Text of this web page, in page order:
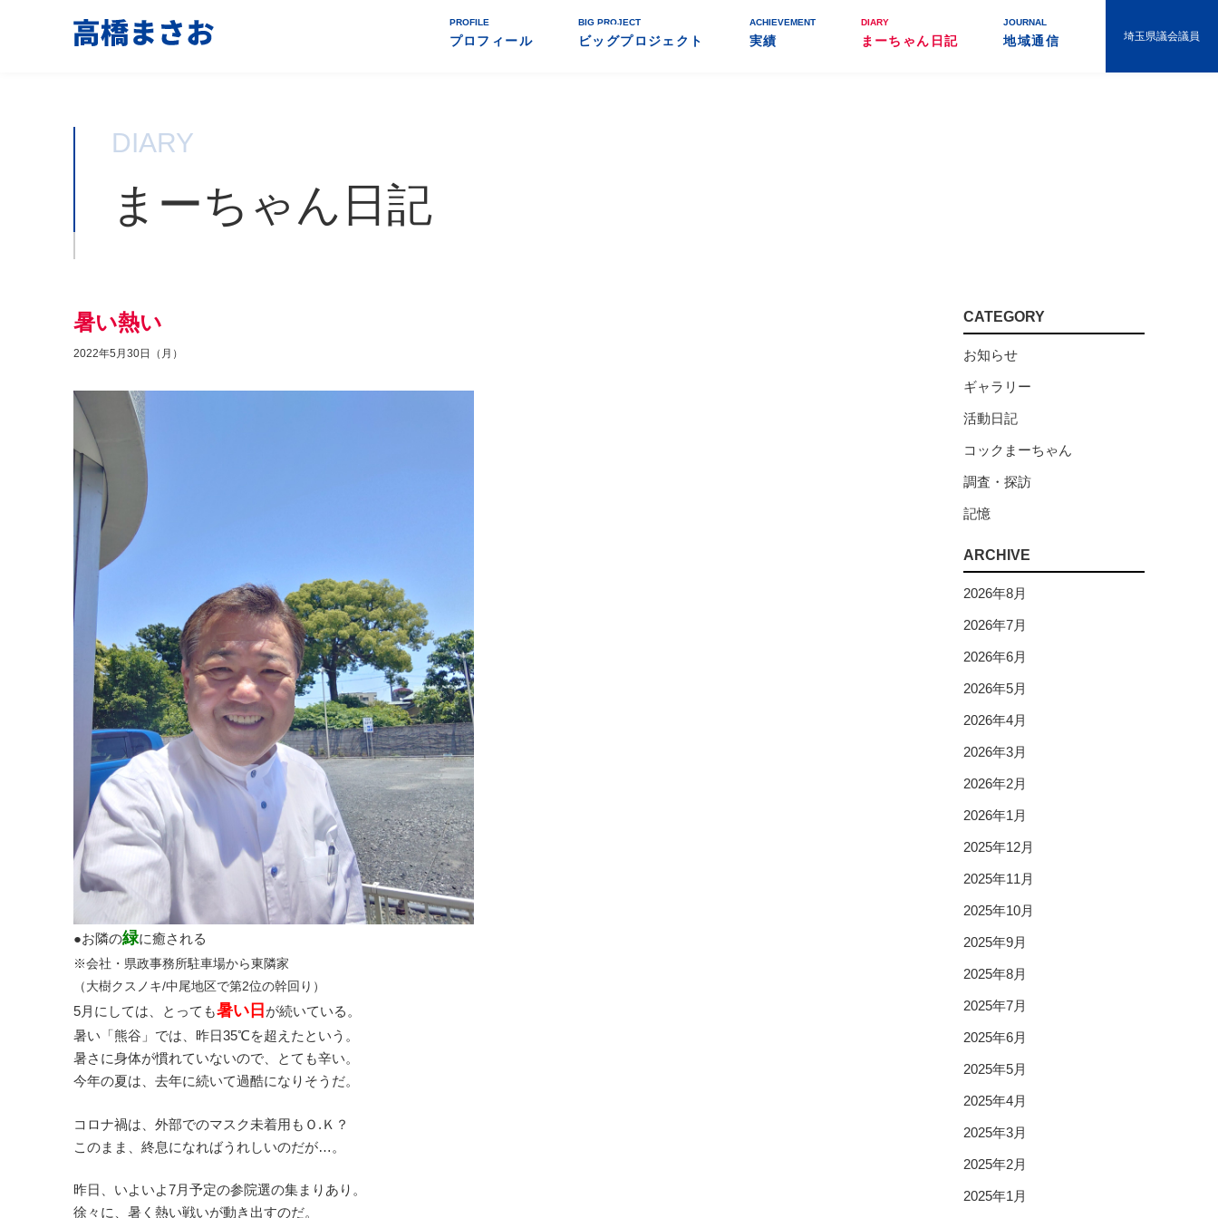
PROFILE
プロフィール
BIG PROJECT
ビッグプロジェクト
ACHIEVEMENT
実績
DIARY
まーちゃん日記
JOURNAL
地域通信 埼玉県議会議員
DIARY
まーちゃん日記
暑い熱い
2022年5月30日（月）
●お隣の緑に癒される
※会社・県政事務所駐車場から東隣家
（大樹クスノキ/中尾地区で第2位の幹回り）
5月にしては、とっても暑い日 が続いている。
暑い「熊谷」では、昨日35℃を超えたという。
暑さに身体が慣れていないので、とても辛い。
今年の夏は、去年に続いて過酷になりそうだ。
コロナ禍は、外部でのマスク未着用もＯ.Ｋ？
このまま、終息になればうれしいのだが…。
昨日、いよいよ7月予定の参院選の集まりあり。
徐々に、暑く熱い戦いが動き出すのだ。
CATEGORY
お知らせ
ギャラリー
活動日記
コックまーちゃん
調査・探訪
記憶
ARCHIVE
2026年8月
2026年7月
2026年6月
2026年5月
2026年4月
2026年3月
2026年2月
2026年1月
2025年12月
2025年11月
2025年10月
2025年9月
2025年8月
2025年7月
2025年6月
2025年5月
2025年4月
2025年3月
2025年2月
2025年1月